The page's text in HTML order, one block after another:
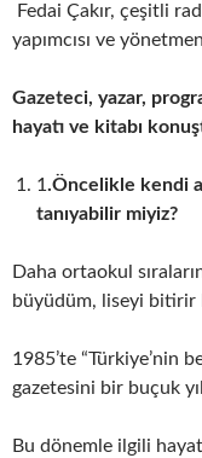
Fedai Çakır, çeşitli
yapımcısı ve
Gazeteci, yazar,
hayatı ve kitabı
1.Öncelikle kendi
tanıyabilir miyiz?
Daha ortaokul
büyüdüm, liseyi bitirir
1985’te “Türkiye’nin
gazetesini bir buçuk
Bu dönemle ilgili